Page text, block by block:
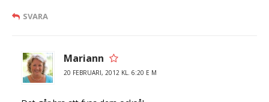
SVARA
Mariann
20 FEBRUARI, 2012 KL. 6:20 E M